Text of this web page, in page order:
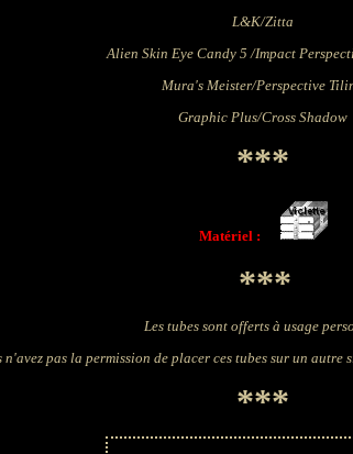
L&K/Zitta
Alien Skin Eye Candy 5 /Impact
Mura's Meister/Perspective
Graphic Plus/Cross Shadow
***
Matériel :
***
Les tubes sont offerts à usage
n'avez pas la permission de placer ces tubes sur un autre
***